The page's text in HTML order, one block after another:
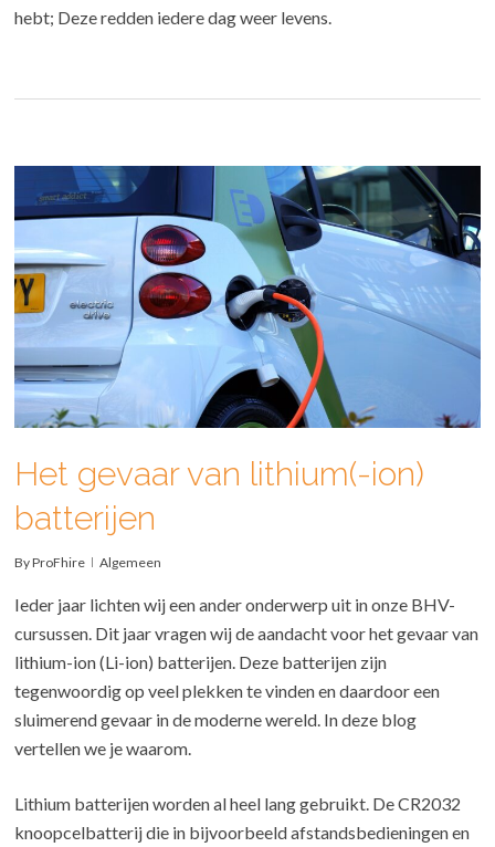
hebt; Deze redden iedere dag weer levens.
Het gevaar van lithium(-ion)
batterijen
ByProFhire Algemeen
Ieder jaar lichten wij een ander onderwerp uit in onze BHV-
cursussen. Dit jaar vragen wij de aandacht voor het gevaar van
lithium-ion (Li-ion) batterijen. Deze batterijen zijn
tegenwoordig op veel plekken te vinden en daardoor een
sluimerend gevaar in de moderne wereld. In deze blog
vertellen we je waarom.
Lithium batterijen worden al heel lang gebruikt. De CR2032
knoopcelbatterij die in bijvoorbeeld afstandsbedieningen en